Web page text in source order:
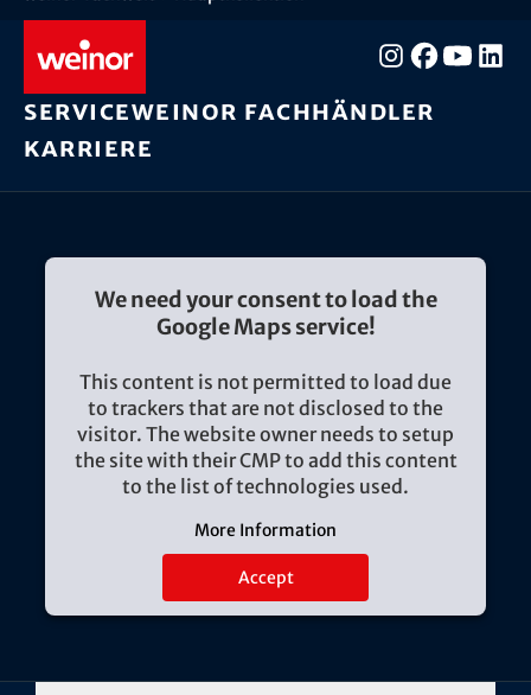
Serviceweinor Fachhändler
Karriere
We need your consent to load the
Google Maps service!
This content is not permitted to load due
to trackers that are not disclosed to the
visitor. The website owner needs to setup
the site with their CMP to add this content
to the list of technologies used.
More Information
Accept